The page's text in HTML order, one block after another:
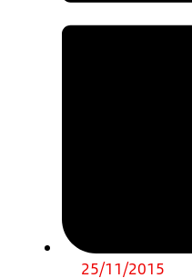
25/11/2015